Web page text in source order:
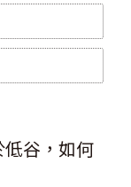
谷，如何